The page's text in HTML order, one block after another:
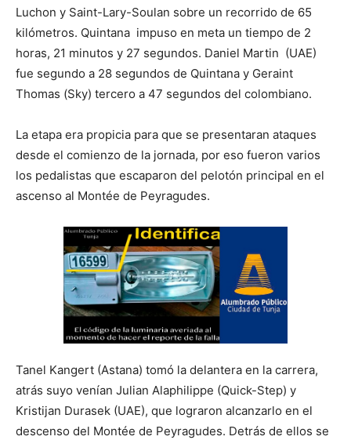
Luchon y Saint-Lary-Soulan sobre un recorrido de 65
kilómetros. Quintana impuso en meta un tiempo de 2
horas, 21 minutos y 27 segundos. Daniel Martin (UAE)
fue segundo a 28 segundos de Quintana y Geraint
Thomas (Sky) tercero a 47 segundos del colombiano.
La etapa era propicia para que se presentaran ataques
desde el comienzo de la jornada, por eso fueron varios
los pedalistas que escaparon del pelotón principal en el
ascenso al Montée de Peyragudes.
Tanel Kangert (Astana) tomó la delantera en la carrera,
atrás suyo venían Julian Alaphilippe (Quick-Step) y
Kristijan Durasek (UAE), que lograron alcanzarlo en el
descenso del Montée de Peyragudes. Detrás de ellos se